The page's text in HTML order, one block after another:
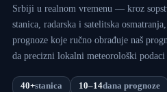
Srbiji u realnom vremenu — kroz
stanica, radarska i satelitska
prognoze koje ručno obrađuje naš
da precizni lokalni meteorološki podaci
40+stanica 10–14dana prognoze